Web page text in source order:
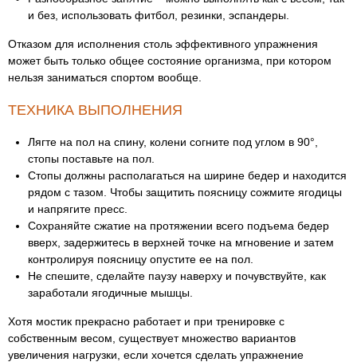
и без, использовать фитбол, резинки, эспандеры.
Отказом для исполнения столь эффективного упражнения
может быть только общее состояние организма, при котором
нельзя заниматься спортом вообще.
ТЕХНИКА ВЫПОЛНЕНИЯ
Лягте на пол на спину, колени согните под углом в 90°,
стопы поставьте на пол.
Стопы должны располагаться на ширине бедер и находится
рядом с тазом. Чтобы защитить поясницу сожмите ягодицы
и напрягите пресс.
Сохраняйте сжатие на протяжении всего подъема бедер
вверх, задержитесь в верхней точке на мгновение и затем
контролируя поясницу опустите ее на пол.
Не спешите, сделайте паузу наверху и почувствуйте, как
заработали ягодичные мышцы.
Хотя мостик прекрасно работает и при тренировке с
собственным весом, существует множество вариантов
увеличения нагрузки, если хочется сделать упражнение